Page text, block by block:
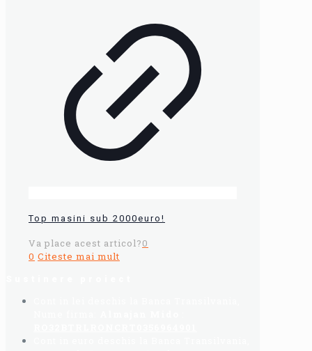
Top masini sub 2000euro!
Va place acest articol?0
0 Citeste mai mult